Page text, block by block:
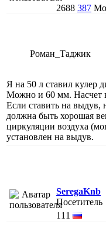
2688 387
Роман_Таджик
Я на 50 л ставил кулер
Можно и 60 мм. Насчет
Если ставить на выдув,
должна быть хорошая
циркуляции воздуха
установлен на выдув.
SeregaKnb
Посетитель
111